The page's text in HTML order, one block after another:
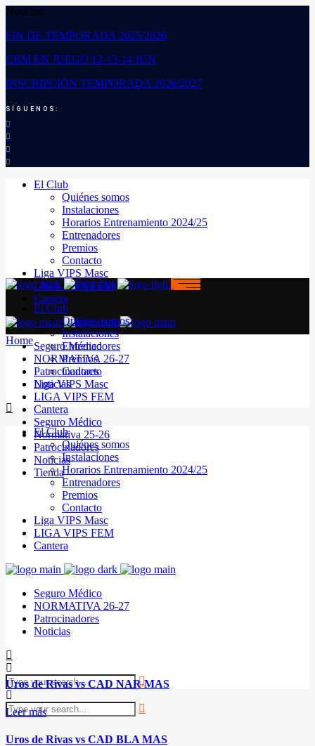
Noticias:
FIN DE TEMPORADA 2025/2026
CBM EN JUEGO 12-13-14 JUN
INSCRIPCIÓN TEMPORADA 2026/2027
SÍGUENOS:
El Club
Quiénes somos
Instalaciones
Horarios Entrenamiento 2024/25
Entrenadores
Premios
Contacto
Liga VIPS Masc
LIGA VIPS FEM
Cantera
Seguro Médico
NORMATIVA 26-27
Patrocinadores
Noticias
El Club
Quiénes somos
Instalaciones
Horarios Entrenamiento 2024/25
Entrenadores
Premios
Contacto
Liga VIPS Masc
LIGA VIPS FEM
Cantera
Seguro Médico
NORMATIVA 26-27
Patrocinadores
Noticias
El Club
Quiénes somos
Instalaciones
Entrenadores
Premios
Contacto
Liga VIPS Masc
LIGA VIPS FEM
Cantera
Seguro Médico
Normativa 25-26
Patrocinadores
Noticias
Tienda
Home
Uros de Rivas vs CAD NAR MAS
Leer más
Uros de Rivas vs CAD BLA MAS